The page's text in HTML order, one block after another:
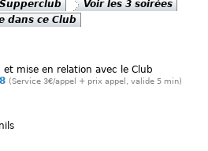
Voir les 3 soirées
dans ce Club
et mise en relation avec le Club
(Service 3€/appel + prix appel, valide 5 min)